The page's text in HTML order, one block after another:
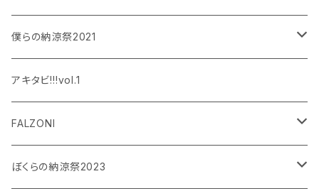
和泉宗兵
設楽銀河
平賀勇成
吉岡佑
僕らの納涼祭2021
和泉宗兵
神永圭佑
小波津亜廉
アキタビ!!!vol.1
FALZONI
笠間淳の黄昏古書堂
ぼくらの納涼祭2023